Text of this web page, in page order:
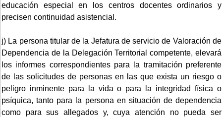
educación especial en los centros docentes ordinarios y
precisen continuidad asistencial.
j) La persona titular de la Jefatura de servicio de Valoración de
Dependencia de la Delegación Territorial competente, elevará
los informes correspondientes para la tramitación preferente
de las solicitudes de personas en las que exista un riesgo o
peligro inminente para la vida o para la integridad física o
psíquica, tanto para la persona en situación de dependencia
como para sus allegados y, cuya atención no pueda ser